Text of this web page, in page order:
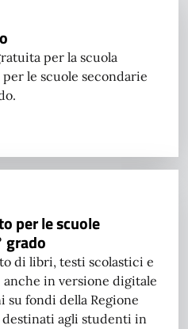
per la scuola
le scuole secondarie
per le scuole
grado
di libri, testi scolastici e
in versione digitale
su fondi della Regione
destinati agli studenti in